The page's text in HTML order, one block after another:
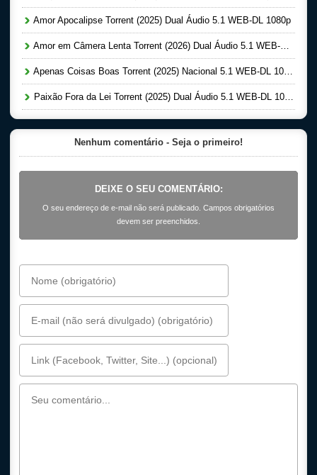
Amor Apocalipse Torrent (2025) Dual Áudio 5.1 WEB-DL 1080p
Amor em Câmera Lenta Torrent (2026) Dual Áudio 5.1 WEB-DL 1080p
Apenas Coisas Boas Torrent (2025) Nacional 5.1 WEB-DL 1080p
Paixão Fora da Lei Torrent (2025) Dual Áudio 5.1 WEB-DL 1080p
Nenhum comentário - Seja o primeiro!
DEIXE O SEU COMENTÁRIO:
O seu endereço de e-mail não será publicado. Campos obrigatórios
devem ser preenchidos.